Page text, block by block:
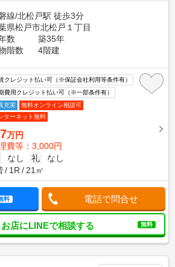
線/北松戸駅 徒歩3分
県松戸市北松戸１丁目
数
築35年
階数
4階建
クレジット払い可（※保証会社利用等条件有）
費用クレジット払い可（※一部条件有）
充実
無料オンライン相談可
ターネット無料
万円
費等：3,000円
なし 礼
なし
1R 21㎡
料 電話で問合せ
お店にLINEで相談する 無料